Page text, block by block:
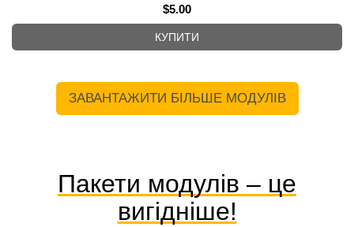
$5.00
КУПИТИ
ЗАВАНТАЖИТИ БІЛЬШЕ МОДУЛІВ
Пакети модулів – це
вигідніше!